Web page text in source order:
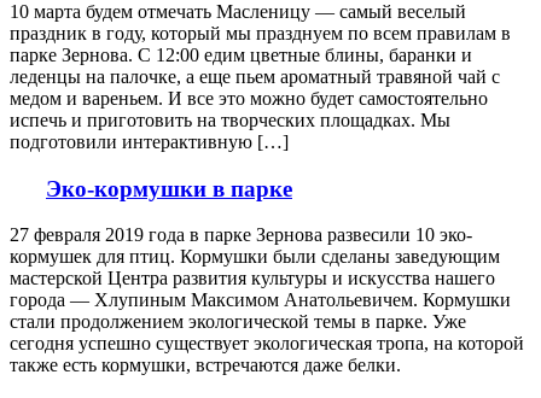
10 марта будем отмечать Масленицу — самый веселый
праздник в году, который мы празднуем по всем правилам в
парке Зернова. С 12:00 едим цветные блины, баранки и
леденцы на палочке, а еще пьем ароматный травяной чай с
медом и вареньем. И все это можно будет самостоятельно
испечь и приготовить на творческих площадках. Мы
подготовили интерактивную […]
Эко-кормушки в парке
27 февраля 2019 года в парке Зернова развесили 10 эко-
кормушек для птиц. Кормушки были сделаны заведующим
мастерской Центра развития культуры и искусства нашего
города — Хлупиным Максимом Анатольевичем. Кормушки
стали продолжением экологической темы в парке. Уже
сегодня успешно существует экологическая тропа, на которой
также есть кормушки, встречаются даже белки.